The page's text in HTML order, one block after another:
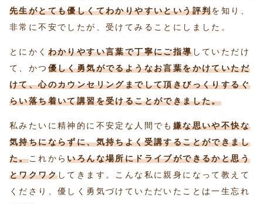
先生がとても優しくてわかりやすいという評判を知り、
非常に不安でしたが、受けてみることにしました。
とにかく わかりやすい言葉で丁寧にご指導していただけ
て、かつ 優しく勇気がでるようなお言葉をかけていただ
けて、心のカウンセリングまでして頂きびっくりするぐ
らい落ち着いて講習を受けることができました。
私みたいに精神的に不安定な人間でも 嫌な思いや不快な
気持ちにならずに、気持ちよく受講することができまし
た。これからいろんな場所にドライブができるかと思う
とワクワクしてきます。こんな私に親身になって教えて
くださり、優しく勇気づけていただいたことは一生忘れ